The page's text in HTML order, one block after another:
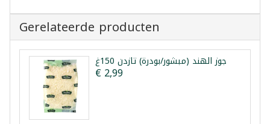
Gerelateerde producten
جوز الهند (مبشور/بودرة) تازدن 150غ
€ 2,99